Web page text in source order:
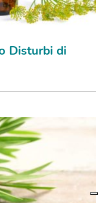
Disturbi di